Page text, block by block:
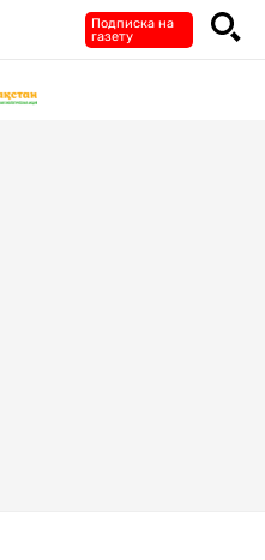
Подписка на
газету